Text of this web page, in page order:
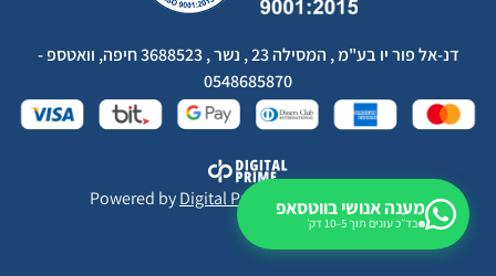
דנ-אל פור יו בע"מ , המסילה 23 , נשר , 3688523 חיפה, וואטספ -
0548685870
Powered byDigital Prime Monetization LTD
מענה אנושי בווטסאפ
בד״כ עונים תוך 5–10 דק׳